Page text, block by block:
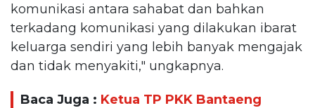
komunikasi antara sahabat dan bahkan
terkadang komunikasi yang dilakukan ibarat
keluarga sendiri yang lebih banyak mengajak
dan tidak menyakiti," ungkapnya.
Baca Juga : Ketua TP PKK Bantaeng